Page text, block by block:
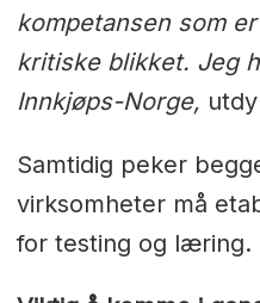
kompetansen som
kritiske blikket. Jeg
Innkjøps-Norge,
Samtidig peker
virksomheter må
for testing og læring.